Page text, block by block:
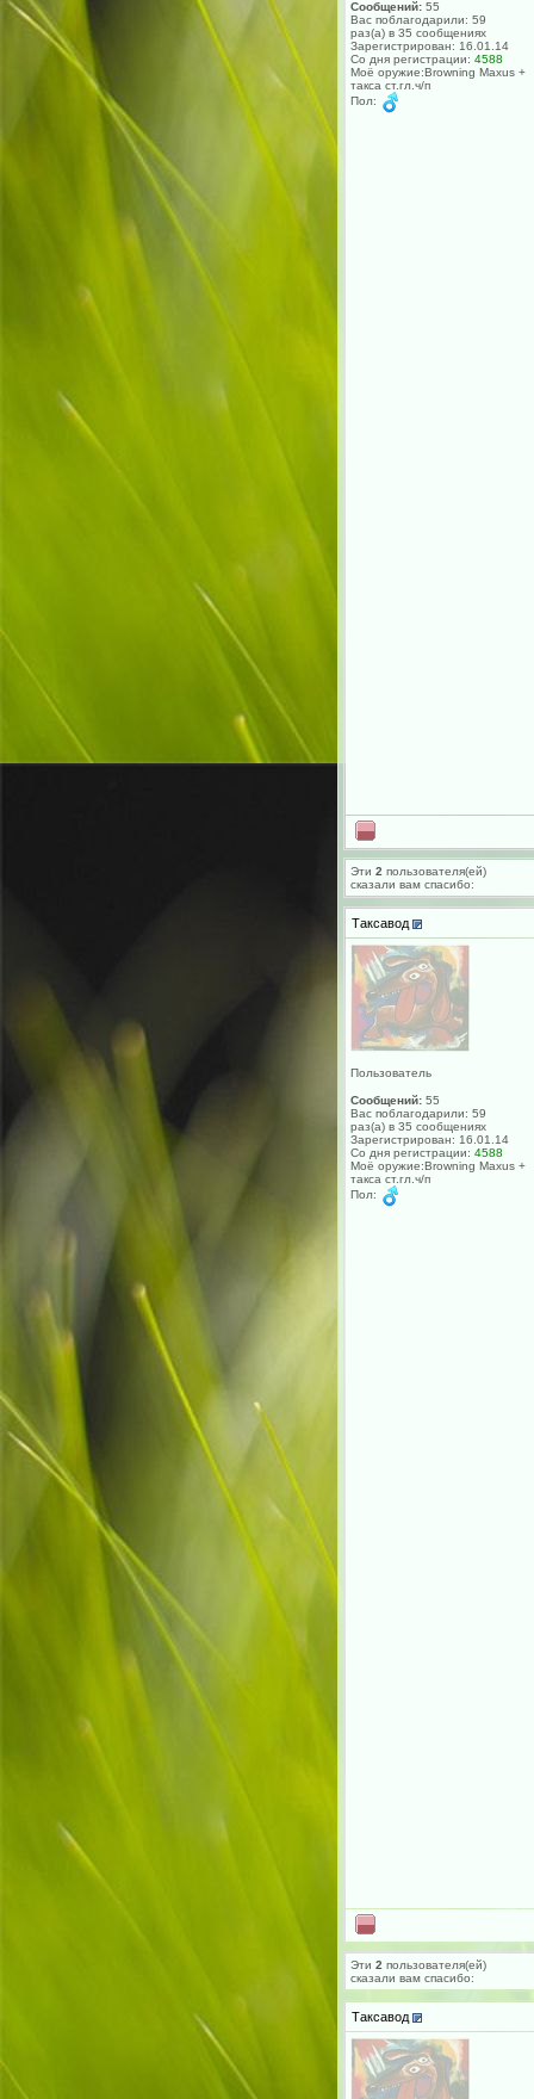
Сообщений: 55
Вас поблагодарили: 59
раз(а) в 35 сообщениях
Зарегистрирован: 16.01.14
Со дня регистрации: 4588
Моё оружие:Browning Maxus +
такса ст.гл.ч/п
Пол:
Эти 2 пользователя(ей)
сказали вам cпасибо:
Таксавод
Пользователь
Сообщений: 55
Вас поблагодарили: 59
раз(а) в 35 сообщениях
Зарегистрирован: 16.01.14
Со дня регистрации: 4588
Моё оружие:Browning Maxus +
такса ст.гл.ч/п
Пол:
Эти 2 пользователя(ей)
сказали вам cпасибо:
Таксавод